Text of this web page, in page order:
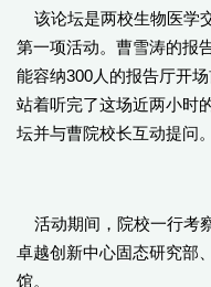
该论坛是两校生物医学
第一项活动。曹雪涛的报
能容纳300人的报告厅开
站着听完了这场近两小时
坛并与曹院校长互动提问。
活动期间，院校一行考
卓越创新中心固态研究部
馆。